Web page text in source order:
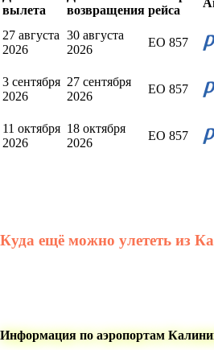
вылета
возвращения рейса
27 августа
2026
30 августа
2026
EO 857
3 сентября
2026
27 сентября
2026
EO 857
11 октября
2026
18 октября
2026
EO 857
Куда ещё можно улететь из
Информация по аэропортам